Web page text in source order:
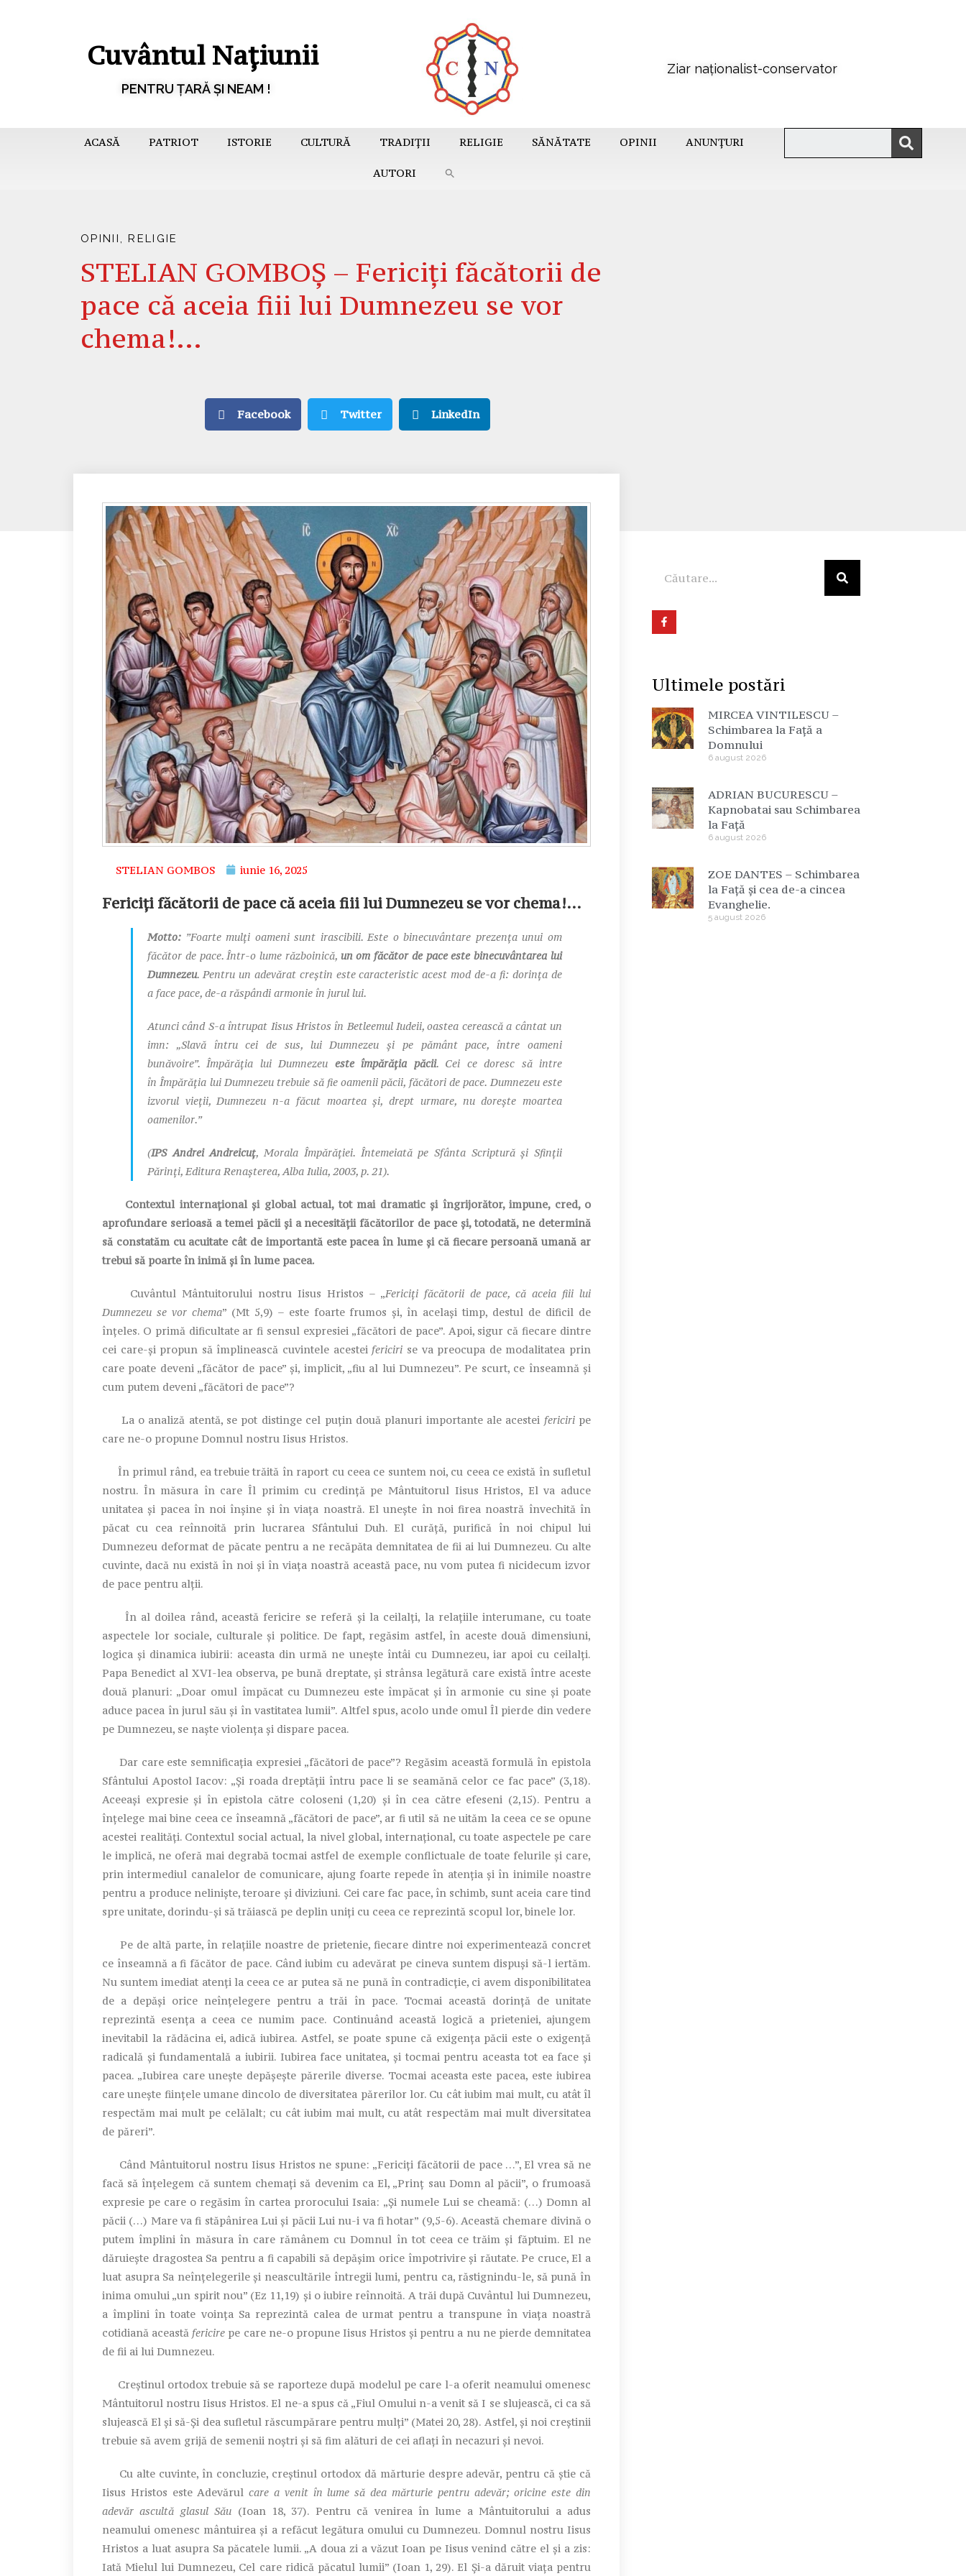
Cuvântul Națiunii
PENTRU ȚARĂ ȘI NEAM !
Ziar naționalist-conservator
ACASĂ PATRIOT ISTORIE CULTURĂ TRADIȚII RELIGIE SĂNĂTATE OPINII ANUNȚURI
AUTORI
OPINII ,RELIGIE
STELIAN GOMBOȘ – Fericiți făcătorii de
pace că aceia fiii lui Dumnezeu se vor
chema!…
Facebook Twitter LinkedIn
STELIAN GOMBOS iunie 16, 2025
Fericiți făcătorii de pace că aceia fiii lui Dumnezeu se vor chema!…
Motto: ”Foarte mulți oameni sunt irascibili. Este o binecuvântare prezența unui om
făcător de pace. Într­-o lume războinică, un om făcător de pace este binecuvântarea lui
Dumnezeu. Pentru un adevărat creștin este caracteristic acest mod de-a fi: dorința de
a face pace, de-a răspândi armonie în jurul lui.
Atunci când S-a întrupat Iisus Hristos în Betleemul Iudeii, oastea cerească a cântat un
imn: „Slavă întru cei de sus, lui Dumnezeu și pe pământ pace, între oameni
bunăvoire”. Împărăția lui Dumnezeu este împărăția păcii. Cei ce doresc să intre
în Împărăția lui Dumnezeutrebuie să fie oamenii păcii, făcători de pace. Dumnezeu este
izvorul vieții, Dumnezeu n-a făcut moartea și, drept urmare, nu dorește moartea
oamenilor.”
(IPS Andrei Andreicuț, Morala Împărăției. Întemeiată pe Sfânta Scriptură și Sfinții
Părinți, Editura Renașterea, Alba Iulia, 2003, p. 21).
Contextul internațional și global actual, tot mai dramatic și îngrijorător, impune, cred, o
aprofundare serioasă a temei păcii și a necesității făcătorilor de pace și, totodată, ne determină
să constatăm cu acuitate cât de importantă este pacea în lume și că fiecare persoană umană ar
trebui să poarte în inimă și în lume pacea.
Cuvântul Mântuitorului nostru Iisus Hristos – „Fericiți făcătorii de pace, că aceia fiii lui
Dumnezeu se vor chema” (Mt 5,9) – este foarte frumos și, în același timp, destul de dificil de
înțeles. O primă dificultate ar fi sensul expresiei „făcători de pace”. Apoi, sigur că fiecare dintre
cei care-și propun să împlinească cuvintele acestei fericiri se va preocupa de modalitatea prin
care poate deveni „făcător de pace” și, implicit, „fiu al lui Dumnezeu”. Pe scurt, ce înseamnă și
cum putem deveni „făcători de pace”?
La o analiză atentă, se pot distinge cel puțin două planuri importante ale acestei fericiripe
care ne-o propune Domnul nostru Iisus Hristos.
În primul rând, ea trebuie trăită în raport cu ceea ce suntem noi, cu ceea ce există în sufletul
nostru. În măsura în care Îl primim cu credință pe Mântuitorul Iisus Hristos, El va aduce
unitatea și pacea în noi înșine și în viața noastră. El unește în noi firea noastră învechită în
păcat cu cea reînnoită prin lucrarea Sfântului Duh. El curăță, purifică în noi chipul lui
Dumnezeu deformat de păcate pentru a ne recăpăta demnitatea de fii ai lui Dumnezeu. Cu alte
cuvinte, dacă nu există în noi și în viața noastră această pace, nu vom putea fi nicidecum izvor
de pace pentru alții.
În al doilea rând, această fericire se referă și la ceilalți, la relațiile interumane, cu toate
aspectele lor sociale, culturale și politice. De fapt, regăsim astfel, în aceste două dimensiuni,
logica și dinamica iubirii: aceasta din urmă ne unește întâi cu Dumnezeu, iar apoi cu ceilalți.
Papa Benedict al XVI-lea observa, pe bună dreptate, și strânsa legătură care există între aceste
două planuri: „Doar omul împăcat cu Dumnezeu este împăcat și în armonie cu sine și poate
aduce pacea în jurul său și în vastitatea lumii”. Altfel spus, acolo unde omul Îl pierde din vedere
pe Dumnezeu, se naște violența și dispare pacea.
Dar care este semnificația expresiei „făcători de pace”? Regăsim această formulă în epistola
Sfântului Apostol Iacov: „Și roada dreptății întru pace li se seamănă celor ce fac pace” (3,18).
Aceeași expresie și în epistola către coloseni (1,20) și în cea către efeseni (2,15). Pentru a
înțelege mai bine ceea ce înseamnă „făcători de pace”, ar fi util să ne uităm la ceea ce se opune
acestei realități. Contextul social actual, la nivel global, internațional, cu toate aspectele pe care
le implică, ne oferă mai degrabă tocmai astfel de exemple conflictuale de toate felurile și care,
prin intermediul canalelor de comunicare, ajung foarte repede în atenția și în inimile noastre
pentru a produce neliniște, teroare și diviziuni. Cei care fac pace, în schimb, sunt aceia care tind
spre unitate, dorindu-și să trăiască pe deplin uniți cu ceea ce reprezintă scopul lor, binele lor.
Pe de altă parte, în relațiile noastre de prietenie, fiecare dintre noi experimentează concret
ce înseamnă a fi făcător de pace. Când iubim cu adevărat pe cineva suntem dispuși să-l iertăm.
Nu suntem imediat atenți la ceea ce ar putea să ne pună în contradicție, ci avem disponibilitatea
de a depăși orice neînțelegere pentru a trăi în pace. Tocmai această dorință de unitate
reprezintă esența a ceea ce numim pace. Continuând această logică a prieteniei, ajungem
inevitabil la rădăcina ei, adică iubirea. Astfel, se poate spune că exigența păcii este o exigență
radicală și fundamentală a iubirii. Iubirea face unitatea, și tocmai pentru aceasta tot ea face și
pacea. „Iubirea care unește depășește părerile diverse. Tocmai aceasta este pacea, este iubirea
care unește ființele umane dincolo de diversitatea părerilor lor. Cu cât iubim mai mult, cu atât îl
respectăm mai mult pe celălalt; cu cât iubim mai mult, cu atât respectăm mai mult diversitatea
de păreri”.
Când Mântuitorul nostru Iisus Hristos ne spune: „Fericiți făcătorii de pace …”, El vrea să ne
facă să înțelegem că suntem chemați să devenim ca El, „Prinț sau Domn al păcii”, o frumoasă
expresie pe care o regăsim în cartea prorocului Isaia: „Și numele Lui se cheamă: (…) Domn al
păcii (…) Mare va fi stăpânirea Lui și păcii Lui nu-i va fi hotar” (9,5-6). Această chemare divină o
putem împlini în măsura în care rămânem cu Domnul în tot ceea ce trăim și făptuim. El ne
dăruiește dragostea Sa pentru a fi capabili să depășim orice împotrivire și răutate. Pe cruce, El a
luat asupra Sa neînțelegerile și neascultările întregii lumi, pentru ca, răstignindu-le, să pună în
inima omului „un spirit nou” (Ez 11,19) și o iubire reînnoită. A trăi după Cuvântul lui Dumnezeu,
a împlini în toate voința Sa reprezintă calea de urmat pentru a transpune în viața noastră
cotidiană această fericire pe care ne-o propune Iisus Hristos și pentru a nu ne pierde demnitatea
de fii ai lui Dumnezeu.
Creştinul ortodox trebuie să se raporteze după modelul pe care l-a oferit neamului omenesc
Mântuitorul nostru Iisus Hristos. El ne-a spus că „Fiul Omului n-a venit să I se slujească, ci ca să
slujească El şi să-Şi dea sufletul răscumpărare pentru mulţi” (Matei 20, 28). Astfel, şi noi creştinii
trebuie să avem grijă de semenii noştri şi să fim alături de cei aflaţi în necazuri şi nevoi.
Cu alte cuvinte, în concluzie, creștinul ortodox dă mărturie despre adevăr, pentru că ştie că
Iisus Hristos este Adevărulcare a venit în lume să dea mărturie pentru adevăr; oricine este din
adevăr ascultă glasul Său (Ioan 18, 37). Pentru că venirea în lume a Mântuitorului a adus
neamului omenesc mântuirea şi a refăcut legătura omului cu Dumnezeu. Domnul nostru Iisus
Hristos a luat asupra Sa păcatele lumii. „A doua zi a văzut Ioan pe Iisus venind către el şi a zis:
Iată Mielul lui Dumnezeu, Cel care ridică păcatul lumii” (Ioan 1, 29). El Şi-a dăruit viaţa pentru
Ultimele postări
MIRCEA VINTILESCU –
Schimbarea la Față a
Domnului
6 august 2026
ADRIAN BUCURESCU –
Kapnobatai sau Schimbarea
la Față
6 august 2026
ZOE DANTES – Schimbarea
la Față și cea de-a cincea
Evanghelie.
5 august 2026